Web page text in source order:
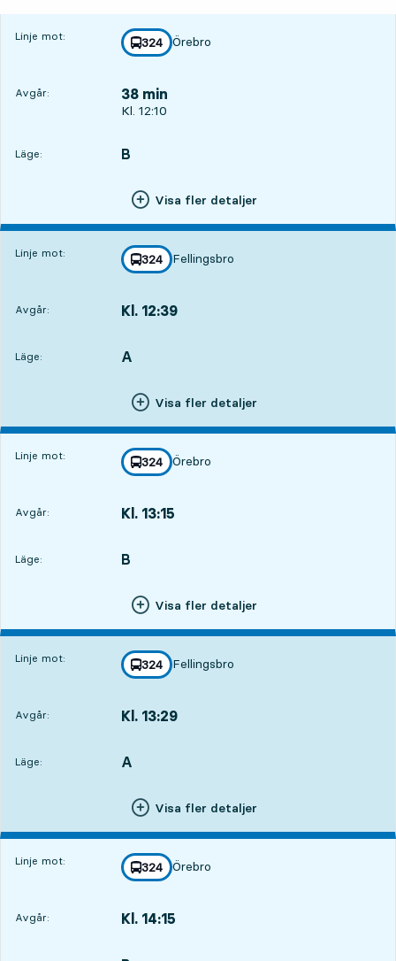
Linje mot: linje
324
mot
Örebro
,
Avgår: 38 min
Avgår, Kl. 12:10, om 38 min
Kl. 12:10
Läge:
LÄGE, B
,
Visa fler detaljer
Linje mot: linje
324
mot
Fellingsbro
,
Avgår: Kl. 12:39
Läge:
LÄGE, A
,
Visa fler detaljer
Linje mot: linje
324
mot
Örebro
,
Avgår: Kl. 13:15
Läge:
LÄGE, B
,
Visa fler detaljer
Linje mot: linje
324
mot
Fellingsbro
,
Avgår: Kl. 13:29
Läge:
LÄGE, A
,
Visa fler detaljer
Linje mot: linje
324
mot
Örebro
,
Avgår: Kl. 14:15